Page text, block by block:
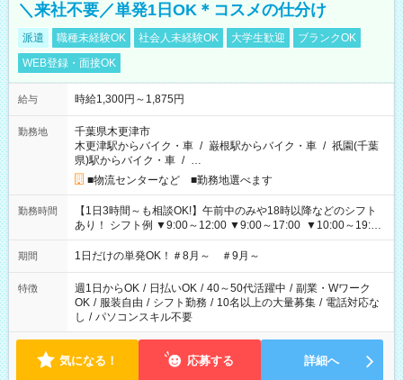
＼来社不要／単発1日OK＊コスメの仕分け
派遣 職種未経験OK 社会人未経験OK 大学生歓迎
ブランクOK
WEB登録・面接OK
給与 時給1,300円～1,875円
勤務地
千葉県木更津市
木更津駅からバイク・車 / 巌根駅からバイク・車 / 祇園(千葉
県)駅からバイク・車 / …
■物流センターなど ■勤務地選べます
勤務時間
【1日3時間～も相談OK!】午前中のみや18時以降などのシフト
あり！ シフト例 ▼9:00～12:00 ▼9:00～17:00 ▼10:00～19:00
▼18:00～21:00
期間 1日だけの単発OK！＃8月～ ＃9月～
特徴 週1日からOK / 日払いOK / 40～50代活躍中 / 副業・Wワーク
OK / 服装自由 / シフト勤務 / 10名以上の大量募集 / 電話対応な
し / パソコンスキル不要
気になる！ 応募する 詳細へ